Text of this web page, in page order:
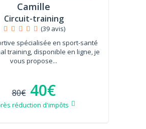
Camille
Circuit-training
(39 avis)
spécialisée en sport-santé
training, disponible en ligne, je
vous propose...
80€ 40€
réduction d'impôts